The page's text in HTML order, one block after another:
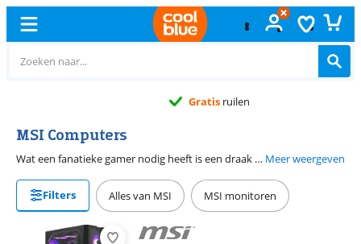
Gratisruilen
MSI Computers
Wat een fanatieke gamer nodig heeft is een draak van een game pc. De Infinite gaming reeks vult draagbare desktop behuizingen met vlammende specificaties. Zoek je een pc die zowel opvallend als krachtig is? Kies dan voor een MSI Aegis of Trident X. Ook wanneer je een mini pc zoekt heeft MSI met zijn Cubi reeks een geschikt model voor jou. Door het compacte formaat van een MSI Cubi verwerk je deze makkelijk achter een monitor met een VESA beugel. Meer weergeven
Filters Alles van MSI MSI monitoren